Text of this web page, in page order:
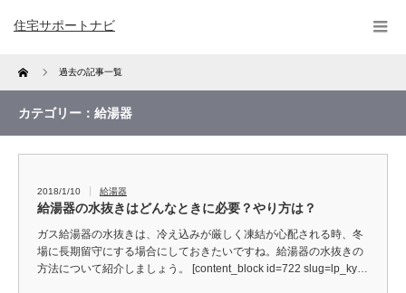
住宅サポートナビ
Home 過去の記事一覧
カテゴリー：給湯器
2018/1/10 給湯器
給湯器の水抜きはどんなときに必要？やり方は？
ガス給湯器の水抜きは、冷え込みが厳しく凍結が心配される時、冬
場に長期留守にする場合にしておきたいですね。給湯器の水抜きの
方法について紹介しましょう。 [content_block id=722 slug=lp_ky…